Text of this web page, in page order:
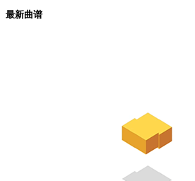
最新曲谱